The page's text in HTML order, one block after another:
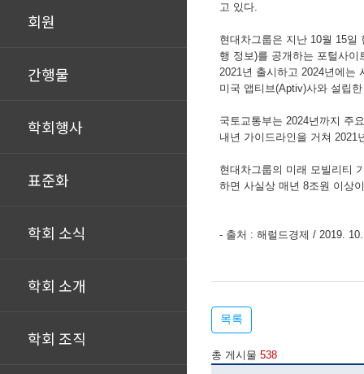
회원
간행물
학회행사
표준화
학회 소식
학회 소개
학회 조직
고 있다.
현대차그룹은 지난 10월 15일
행 정보)를 공개하는 포털사이
2021년 출시하고 2024년에는
미국 앱티브(Aptiv)사와 설립
국토교통부는 2024년까지 주
내년 가이드라인을 거쳐 2021
현대차그룹의 미래 모빌리티
하면 사실상 매년 8조원 이상
- 출처 : 해럴드경제 / 2019.
목록
총 게시물 538